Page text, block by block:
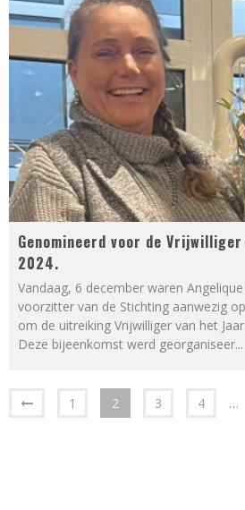
Genomineerd voor de
2024.
Vandaag, 6 december waren
voorzitter van de Stichting aanwezig
om de uitreiking Vrijwilliger van het
Deze bijeenkomst werd georganiseer...
1 2 3 4 …